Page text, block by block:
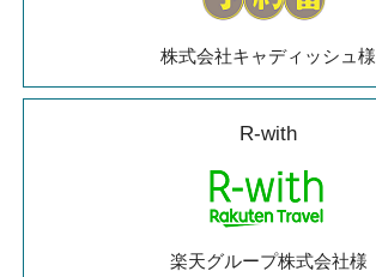
株式会社キャディッシュ様
R-with
楽天グループ株式会社様